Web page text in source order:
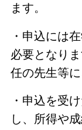
ます。
・申込には
必要となり
任の先生等に
・申込を受
し、所得や